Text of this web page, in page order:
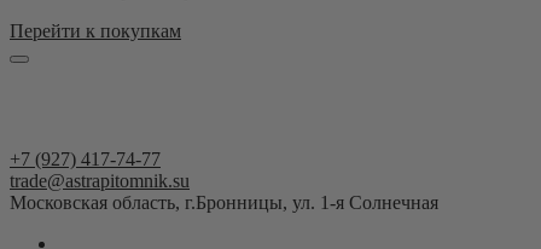
Перейти к покупкам
+7 (927) 417-74-77
trade@astrapitomnik.su
Московская область, г.Бронницы, ул. 1-я Солнечная